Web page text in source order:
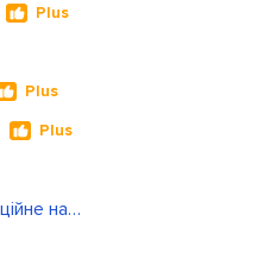
Plus
Plus
Plus
Green Forest. Дистанційне навчання